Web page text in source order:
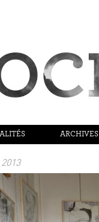
ARCHIVES